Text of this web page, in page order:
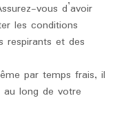
vous d’avoir
les conditions
respirants et des
par temps frais, il
long de votre